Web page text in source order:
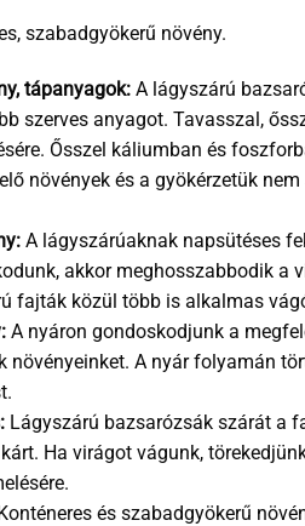
szabadgyökerű növény.
tápanyagok: A lágyszárú
szerves anyagot. Tavasszal,
Ősszel káliumban és
növények és a gyökérzetük
A lágyszárúaknak napsütéses
akkor meghosszabbodik a
fajták közül több is alkalmas
A nyáron gondoskodjunk a
növényeinket. A nyár folyamán
Lágyszárú bazsarózsák szárát a
Ha virágot vágunk,
és szabadgyökerű